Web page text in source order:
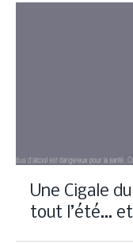
Une Cigale
tout l’été…